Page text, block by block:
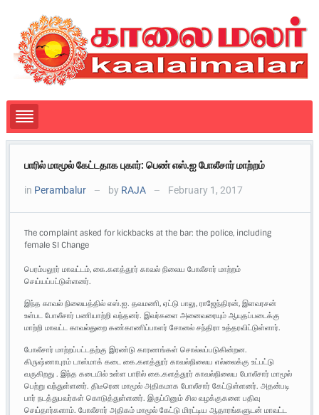
பாரில் மாமூல் கேட்டதாக புகார்: பெண் எஸ்.ஐ போலீசார் மாற்றம்
in Perambalur — by RAJA — February 1, 2017
The complaint asked for kickbacks at the bar: the police, including
female SI Change
பெரம்பலூர் மாவட்டம், கை.களத்தூர் காவல் நிலைய போலீசார் மாற்றம்
செய்யப்பட்டுள்ளனர்.
இந்த காவல் நிலையத்தில் எஸ்.ஐ. தவமணி, ஏட்டு பாலு, ராஜேந்திரன், இளவரசன்
உள்பட போலீசார் பணியாற்றி வந்தனர். இவர்களை அனைவரையும் ஆயுதப்படைக்கு
மாற்றி மாவட்ட காவல்துறை கண்காணிப்பாளர் சோனல் சந்திரா உத்தரவிட்டுள்ளார்.
போலீசார் மாற்றப்பட்டதற்கு இரண்டு காரணங்கள் சொல்லப்படுகின்றன.
கிருஷ்ணாபுரம் டாஸ்மாக் கடை கை.களத்தூர் காவல்நிலைய எல்லைக்கு உட்பட்டு
வருகிறது . இந்த கடையில் உள்ள பாரில் கை.களத்தூர் காவல்நிலைய போலீசார் மாமூல்
பெற்று வந்துள்ளனர். திடீரென மாமூல் அதிகமாக போலீசார் கேட்டுள்ளனர். அதன்படி
பார் நடத்துபவர்கள் கொடுத்துள்ளனர். இருப்பினும் சில வழக்குகளை பதிவு
செய்தார்களாம். போலீசார் அதிகம் மாமூல் கேட்டு மிரட்டிய ஆதாரங்களுடன் மாவட்ட